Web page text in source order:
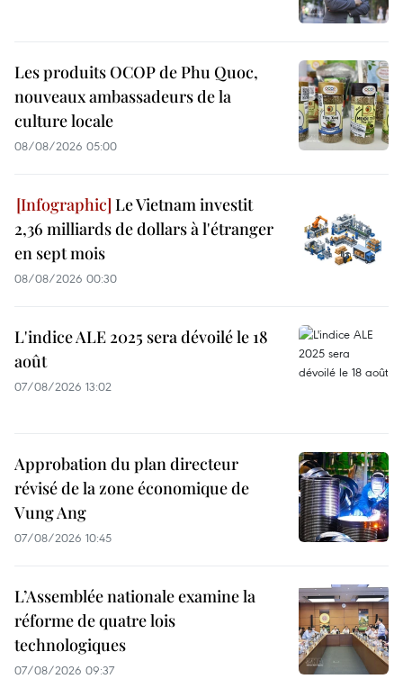
Les produits OCOP de Phu Quoc,
nouveaux ambassadeurs de la
culture locale
08/08/2026 05:00
Le Vietnam investit
2,36 milliards de dollars à l'étranger
en sept mois
08/08/2026 00:30
L'indice ALE 2025 sera dévoilé le 18
août
07/08/2026 13:02
Approbation du plan directeur
révisé de la zone économique de
Vung Ang
07/08/2026 10:45
L’Assemblée nationale examine la
réforme de quatre lois
technologiques
07/08/2026 09:37